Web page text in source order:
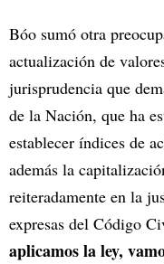
Bóo sumó otra
actualización de
jurisprudencia que
de la Nación, que ha
establecer índices de
además la
reiteradamente en la
expresas del Código
aplicamos la ley,